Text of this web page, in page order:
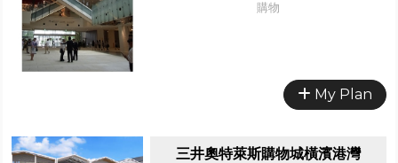
購物
My Plan
三井奧特萊斯購物城橫濱港灣